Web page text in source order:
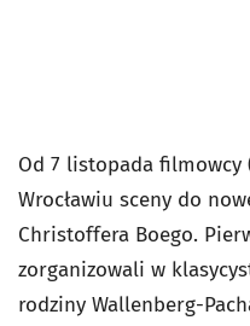
Od 7 listopada filmowcy
Wrocławiu sceny do
Christoffera Boego.
zorganizowali w
rodziny Wallenberg-